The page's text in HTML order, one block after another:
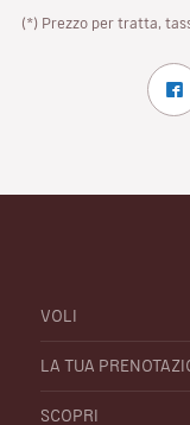
(*) Prezzo per tratta,
VOLI
LA TUA
SCOPRI